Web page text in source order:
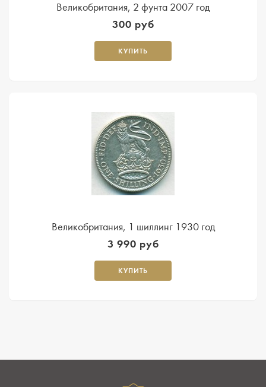
Великобритания, 2 фунта 2007 год
300 руб
КУПИТЬ
Великобритания, 1 шиллинг 1930 год
3 990 руб
КУПИТЬ